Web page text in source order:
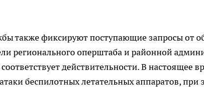
также фиксируют поступающие запросы от
регионального оперштаба и районной
действительности. В настоящее
беспилотных летательных аппаратов,